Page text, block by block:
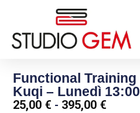
Functional
Kuqi – Lunedì 13:00
25,00 € - 395,00 €